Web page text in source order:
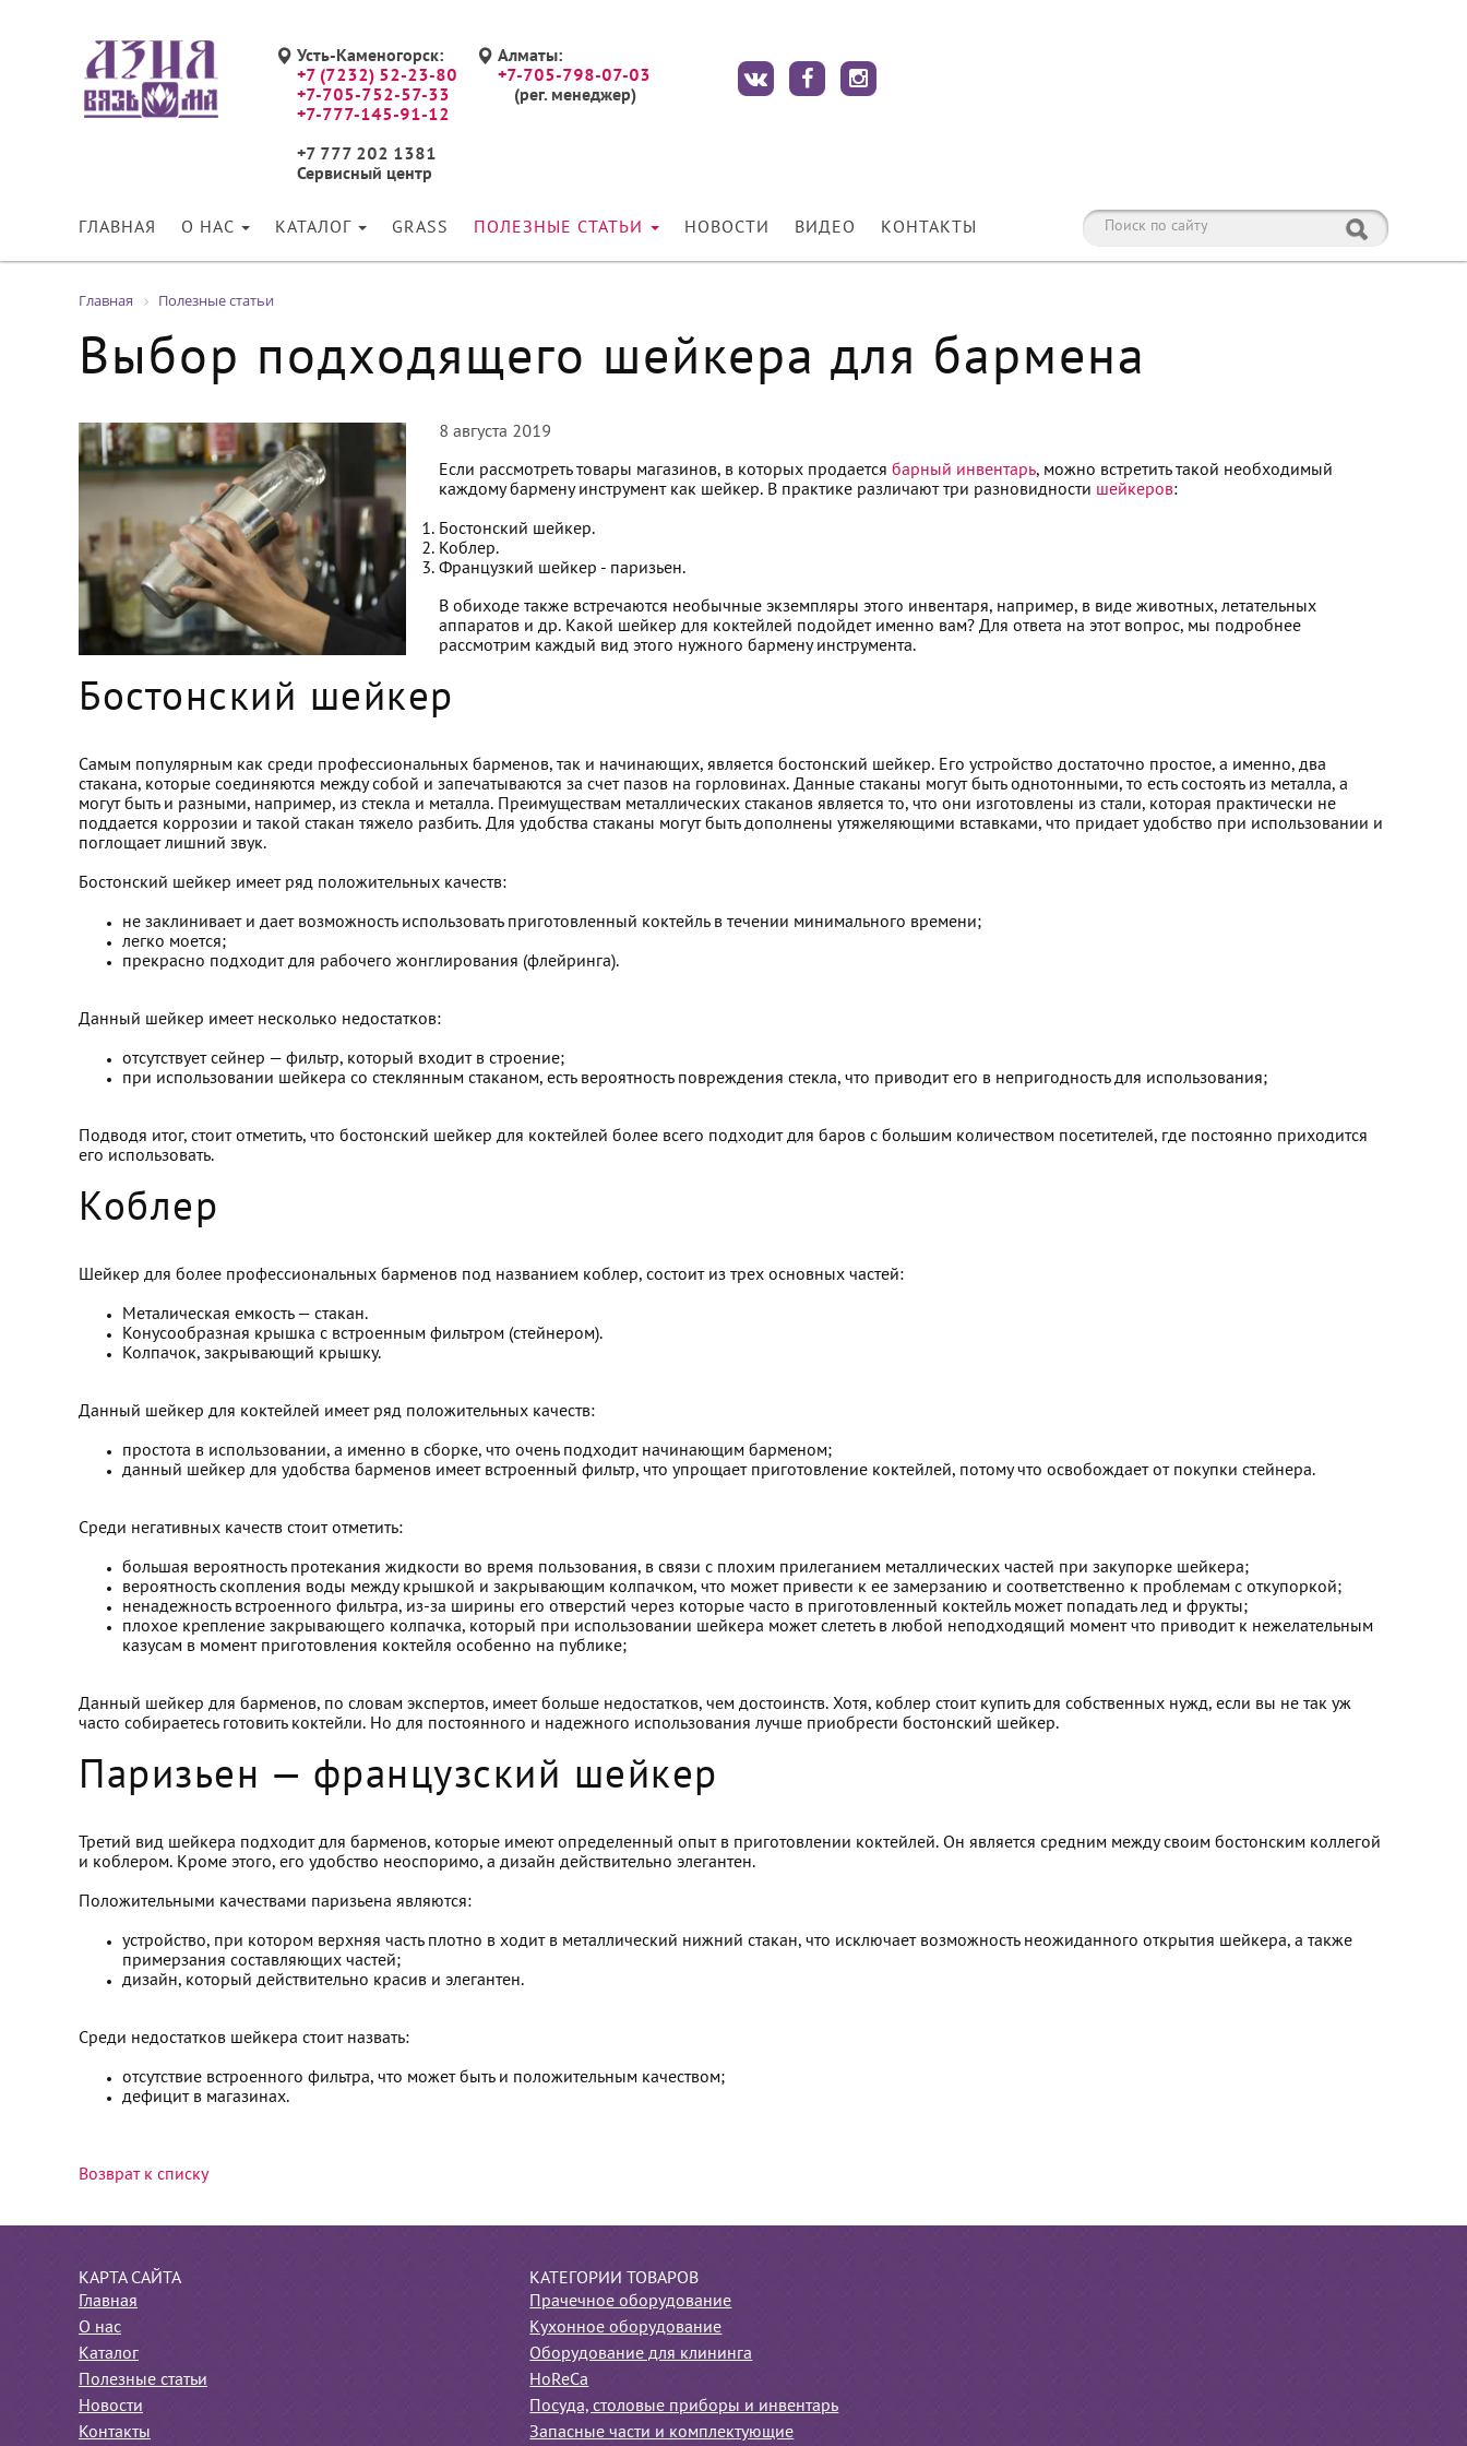
Усть-Каменогорск:
+7 (7232) 52-23-80
+7-705-752-57-33
+7-777-145-91-12
+7 777 202 1381
Сервисный центр
Алматы:
+7-705-798-07-03
(рег. менеджер)
ГЛАВНАЯ О НАС КАТАЛОГ GRASS ПОЛЕЗНЫЕ СТАТЬИ НОВОСТИ ВИДЕО КОНТАКТЫ
Главная Полезные статьи
Выбор подходящего шейкера для бармена
8 августа 2019
Если рассмотреть товары магазинов, в которых продается барный инвентарь, можно встретить такой необходимый
каждому бармену инструмент как шейкер. В практике различают три разновидности шейкеров:
Бостонский шейкер.
Коблер.
Французкий шейкер - паризьен.
В обиходе также встречаются необычные экземпляры этого инвентаря, например, в виде животных, летательных
аппаратов и др. Какой шейкер для коктейлей подойдет именно вам? Для ответа на этот вопрос, мы подробнее
рассмотрим каждый вид этого нужного бармену инструмента.
Бостонский шейкер
Самым популярным как среди профессиональных барменов, так и начинающих, является бостонский шейкер. Его устройство достаточно простое, а именно, два
стакана, которые соединяются между собой и запечатываются за счет пазов на горловинах. Данные стаканы могут быть однотонными, то есть состоять из металла, а
могут быть и разными, например, из стекла и металла. Преимуществам металлических стаканов является то, что они изготовлены из стали, которая практически не
поддается коррозии и такой стакан тяжело разбить. Для удобства стаканы могут быть дополнены утяжеляющими вставками, что придает удобство при использовании и
поглощает лишний звук.
Бостонский шейкер имеет ряд положительных качеств:
не заклинивает и дает возможность использовать приготовленный коктейль в течении минимального времени;
легко моется;
прекрасно подходит для рабочего жонглирования (флейринга).
Данный шейкер имеет несколько недостатков:
отсутствует сейнер — фильтр, который входит в строение;
при использовании шейкера со стеклянным стаканом, есть вероятность повреждения стекла, что приводит его в непригодность для использования;
Подводя итог, стоит отметить, что бостонский шейкер для коктейлей более всего подходит для баров с большим количеством посетителей, где постоянно приходится
его использовать.
Коблер
Шейкер для более профессиональных барменов под названием коблер, состоит из трех основных частей:
Металическая емкость — стакан.
Конусообразная крышка с встроенным фильтром (стейнером).
Колпачок, закрывающий крышку.
Данный шейкер для коктейлей имеет ряд положительных качеств:
простота в использовании, а именно в сборке, что очень подходит начинающим барменом;
данный шейкер для удобства барменов имеет встроенный фильтр, что упрощает приготовление коктейлей, потому что освобождает от покупки стейнера.
Среди негативных качеств стоит отметить:
большая вероятность протекания жидкости во время пользования, в связи с плохим прилеганием металлических частей при закупорке шейкера;
вероятность скопления воды между крышкой и закрывающим колпачком, что может привести к ее замерзанию и соответственно к проблемам с откупоркой;
ненадежность встроенного фильтра, из-за ширины его отверстий через которые часто в приготовленный коктейль может попадать лед и фрукты;
плохое крепление закрывающего колпачка, который при использовании шейкера может слететь в любой неподходящий момент что приводит к нежелательным
казусам в момент приготовления коктейля особенно на публике;
Данный шейкер для барменов, по словам экспертов, имеет больше недостатков, чем достоинств. Хотя, коблер стоит купить для собственных нужд, если вы не так уж
часто собираетесь готовить коктейли. Но для постоянного и надежного использования лучше приобрести бостонский шейкер.
Паризьен — французский шейкер
Третий вид шейкера подходит для барменов, которые имеют определенный опыт в приготовлении коктейлей. Он является средним между своим бостонским коллегой
и коблером. Кроме этого, его удобство неоспоримо, а дизайн действительно элегантен.
Положительными качествами паризьена являются:
устройство, при котором верхняя часть плотно в ходит в металлический нижний стакан, что исключает возможность неожиданного открытия шейкера, а также
примерзания составляющих частей;
дизайн, который действительно красив и элегантен.
Среди недостатков шейкера стоит назвать:
отсутствие встроенного фильтра, что может быть и положительным качеством;
дефицит в магазинах.
Возврат к списку
КАРТА САЙТА
Главная
О нас
Каталог
Полезные статьи
Новости
Контакты
КАТЕГОРИИ ТОВАРОВ
Прачечное оборудование
Кухонное оборудование
Оборудование для клининга
HoReCa
Посуда, столовые приборы и инвентарь
Запасные части и комплектующие